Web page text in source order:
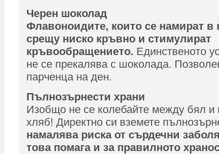
Черен шоколад
Флавоноидите, които се намират в
срещу ниско кръвно и стимулират
кръвообращението. Единственото
не се прекалява с шоколада.
парченца на ден.
Пълнозърнести храни
Изобщо не се колебайте между бял и
хляб! Директно си вземете
намалява риска от сърдечни
това помага и за правилното